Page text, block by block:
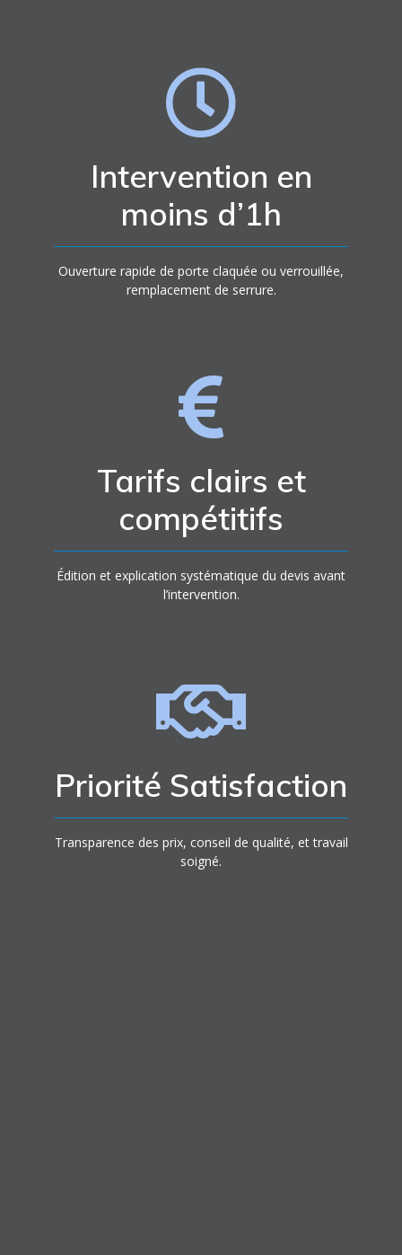
Intervention en
moins d’1h
Ouverture rapide de porte claquée ou verrouillée,
remplacement de serrure.
Tarifs clairs et
compétitifs
Édition et explication systématique du devis avant
l’intervention.
Priorité Satisfaction
Transparence des prix, conseil de qualité, et travail
soigné.